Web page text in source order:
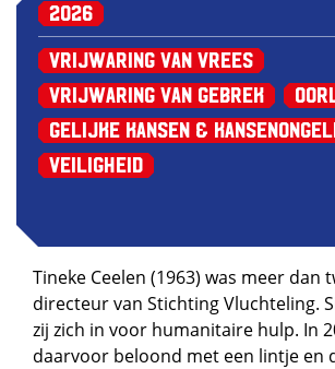
2026
Vrijwaring van Vrees
Vrijwaring van Gebrek
Gelijke kansen &
Veiligheid
Tineke Ceelen (1963) was meer dan
directeur van Stichting Vluchteling.
zij zich in voor humanitaire hulp. In
daarvoor beloond met een lintje en